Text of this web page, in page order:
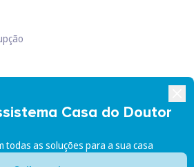
Casa do Doutor
todas as soluções para a sua casa